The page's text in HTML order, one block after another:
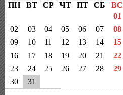
ПН ВТ СР ЧТ ПТ СБ
ВС
01
02
03 04 05 06 07
08
09
10 11 12 13 14
15
16
17 18 19 20 21
22
23
24 25 26 27 28
29
30
31